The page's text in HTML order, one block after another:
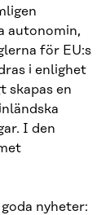
autonomin,
för EU:s
i enlighet
skapas en
I den
nyheter: